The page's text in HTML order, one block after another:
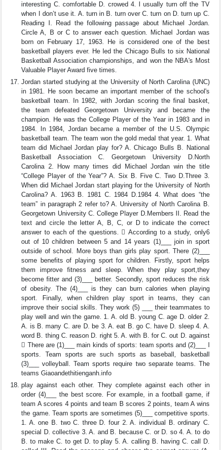
interesting C. comfortable D. crowed 4. I usually turn off the TV
when I don’t use it. A. turn in B. turn over C. turn on D. turn up C.
Reading I. Read the following passage about Michael Jordan.
Circle A, B or C to answer each question. Michael Jordan was
born on February 17, 1963. He is considered one of the best
basketball players ever. He led the Chicago Bulls to six National
Basketball Association championships, and won the NBA's Most
Valuable Player Award five times.
Jordan started studying at the University of North Carolina (UNC)
in 1981. He soon became an important member of the school's
basketball team. In 1982, with Jordan scoring the final basket,
the team defeated Georgetown University and became the
champion. He was the College Player of the Year in 1983 and in
1984. In 1984, Jordan became a member of the U.S. Olympic
basketball team. The team won the gold medal that year. 1. What
team did Michael Jordan play for? A. Chicago Bulls B. National
Basketball Association C. Georgetown University D.North
Carolina 2. How many times did Michael Jordan win the title
“College Player of the Year”? A. Six B. Five C. Two D.Three 3.
When did Michael Jordan start playing for the University of North
Carolina? A. 1963 B. 1981 C. 1984 D.1984 4. What does “the
team” in paragraph 2 refer to? A. University of North Carolina B.
Georgetown University C. College Player D.Members II. Read the
text and circle the letter A, B, C, or D to indicate the correct
answer to each of the questions.  According to a study, only6
out of 10 children between 5 and 14 years (1)___ join in sport
outside of school. More boys than girls play sport. There (2)___
some benefits of playing sport for children. Firstly, sport helps
them improve fitness and sleep. When they play sport,they
become fitter and (3)___ better. Secondly, sport reduces the risk
of obesity. The (4)___ is they can burn calories when playing
sport. Finally, when children play sport in teams, they can
improve their social skills. They work (5) ___ their teammates to
play well and win the game. 1. A. old B. young C. age D. older 2.
A. is B. many C. are D. be 3. A. eat B. go C. have D. sleep 4. A.
word B. thing C. reason D. right 5. A. with B. for C. out D. against
 There are (1)___ main kinds of sports: team sports and (2)___ l
sports. Team sports are such sports as baseball, basketball
(3)___ volleyball. Team sports require two separate teams. The
teams Giaoandethitienganh.info
play against each other. They complete against each other in
order (4)___ the best score. For example, in a football game, if
team A scores 4 points and team B scores 2 points, team A wins
the game. Team sports are sometimes (5)___ competitive sports.
1. A. one B. two C. three D. four 2. A. individual B. ordinary C.
special D. collective 3. A. and B. because C. or D. so 4. A. to do
B. to make C. to get D. to play 5. A. calling B. having C. call D.